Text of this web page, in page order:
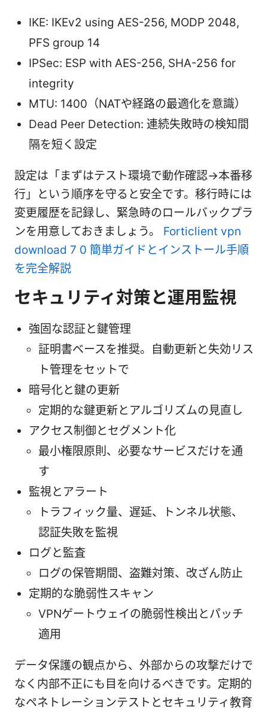
IKE: IKEv2 using AES-256, MODP 2048,
PFS group 14
IPSec: ESP with AES-256, SHA-256 for
integrity
MTU: 1400（NATや経路の最適化を意識）
Dead Peer Detection: 連続失敗時の検知間
隔を短く設定
設定は「まずはテスト環境で動作確認→本番移
行」という順序を守ると安全です。移行時には
変更履歴を記録し、緊急時のロールバックプラ
ンを用意しておきましょう。 Forticlient vpn
download 7 0 簡単ガイドとインストール手順
を完全解説
セキュリティ対策と運用監視
強固な認証と鍵管理
証明書ベースを推奨。自動更新と失効リス
ト管理をセットで
暗号化と鍵の更新
定期的な鍵更新とアルゴリズムの見直し
アクセス制御とセグメント化
最小権限原則、必要なサービスだけを通
す
監視とアラート
トラフィック量、遅延、トンネル状態、
認証失敗を監視
ログと監査
ログの保管期間、盗難対策、改ざん防止
定期的な脆弱性スキャン
VPNゲートウェイの脆弱性検出とパッチ
適用
データ保護の観点から、外部からの攻撃だけで
なく内部不正にも目を向けるべきです。定期的
なペネトレーションテストとセキュリティ教育